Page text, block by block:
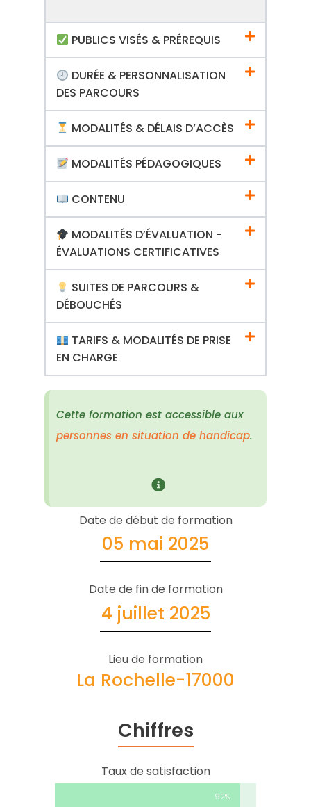
PUBLICS VISÉS & PRÉREQUIS
DURÉE & PERSONNALISATION
DES PARCOURS
MODALITÉS & DÉLAIS D’ACCÈS
MODALITÉS PÉDAGOGIQUES
CONTENU
MODALITÉS D’ÉVALUATION -
ÉVALUATIONS CERTIFICATIVES
SUITES DE PARCOURS &
DÉBOUCHÉS
TARIFS & MODALITÉS DE PRISE
EN CHARGE
Cette formation est accessible aux
personnes en situation de handicap.
Date de début de formation
05 mai 2025
Date de fin de formation
4 juillet 2025
Lieu de formation
La Rochelle-17000
Chiffres
Taux de satisfaction
92%